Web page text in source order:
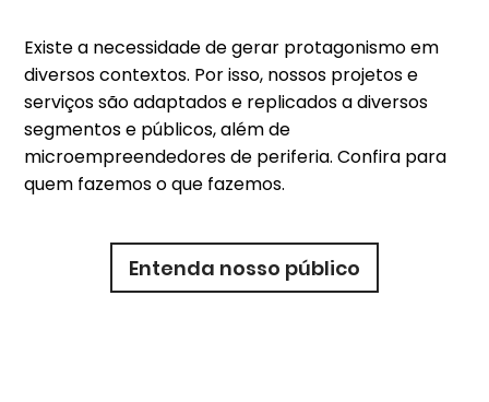
Existe a necessidade de gerar protagonismo em
diversos contextos. Por isso, nossos projetos e
serviços são adaptados e replicados a diversos
segmentos e públicos, além de
microempreendedores de periferia. Confira para
quem fazemos o que fazemos.
Entenda nosso público